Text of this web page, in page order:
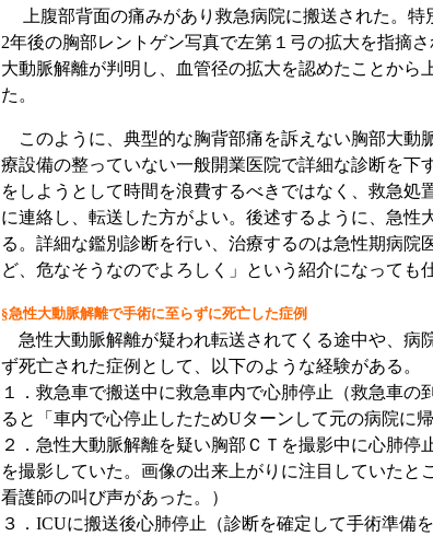
上腹部背面の痛みがあり救急病院に搬送された。特
2年後の胸部レントゲン写真で左第１弓の拡大を指摘
大動脈解離が判明し、血管径の拡大を認めたことから
た。
このように、典型的な胸背部痛を訴えない胸部大動
療設備の整っていない一般開業医院で詳細な診断を下
をしようとして時間を浪費するべきではなく、救急処
に連絡し、転送した方がよい。後述するように、急性
る。詳細な鑑別診断を行い、治療するのは急性期病院
ど、危なそうなのでよろしく」という紹介になっても
§急性大動脈解離で手術に至らずに死亡した症例
急性大動脈解離が疑われ転送されてくる途中や、病
ず死亡された症例として、以下のような経験がある。
１．救急車で搬送中に救急車内で心肺停止（救急車の
ると「車内で心停止したためUターンして元の病院に
２．急性大動脈解離を疑い胸部ＣＴを撮影中に心肺停
を撮影していた。画像の出来上がりに注目していたと
看護師の叫び声があった。）
３．ICUに搬送後心肺停止（診断を確定して手術準備